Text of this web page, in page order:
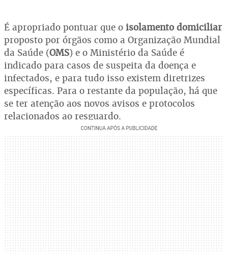
É apropriado pontuar que o isolamento domiciliar
proposto por órgãos como a Organização Mundial
da Saúde (OMS) e o Ministério da Saúde é
indicado para casos de suspeita da doença e
infectados, e para tudo isso existem diretrizes
específicas. Para o restante da população, há que
se ter atenção aos novos avisos e protocolos
relacionados ao resguardo.